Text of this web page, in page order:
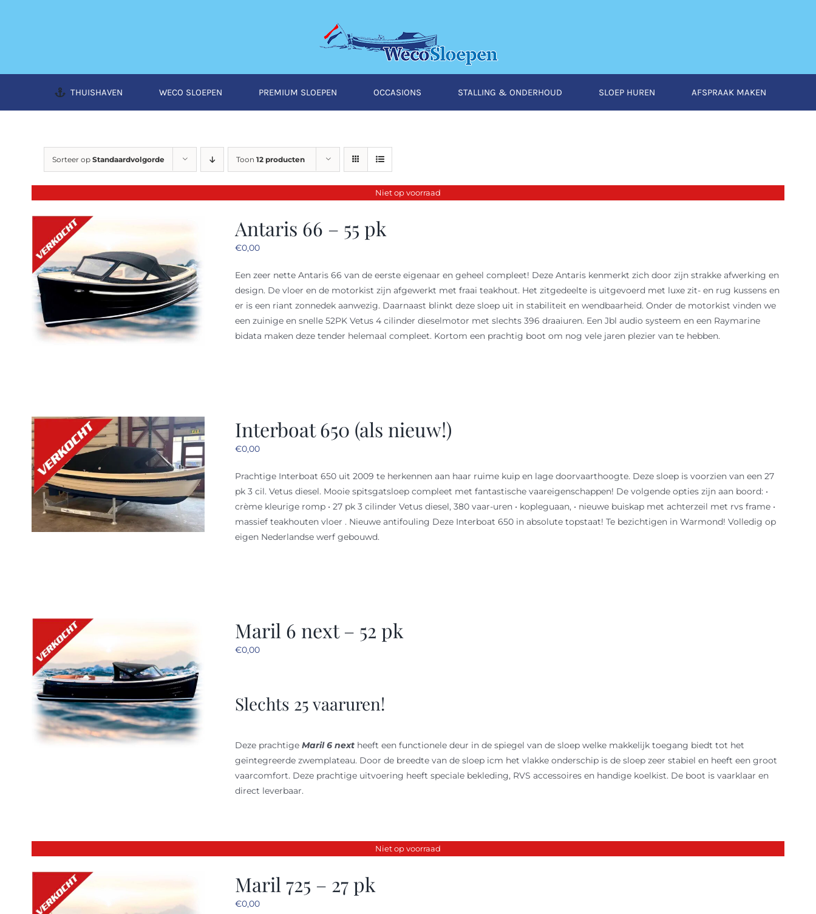
THUISHAVEN WECO SLOEPEN PREMIUM SLOEPEN OCCASIONS STALLING & ONDERHOUD SLOEP HUREN AFSPRAAK MAKEN
Sorteer op Standaardvolgorde Toon 12 producten
Niet op voorraad
Antaris 66 – 55 pk
€0,00
Een zeer nette Antaris 66 van de eerste eigenaar en geheel compleet! Deze Antaris kenmerkt zich door zijn strakke afwerking en
design. De vloer en de motorkist zijn afgewerkt met fraai teakhout. Het zitgedeelte is uitgevoerd met luxe zit- en rug kussens en
er is een riant zonnedek aanwezig. Daarnaast blinkt deze sloep uit in stabiliteit en wendbaarheid. Onder de motorkist vinden we
een zuinige en snelle 52PK Vetus 4 cilinder dieselmotor met slechts 396 draaiuren. Een Jbl audio systeem en een Raymarine
bidata maken deze tender helemaal compleet. Kortom een prachtig boot om nog vele jaren plezier van te hebben.
Interboat 650 (als nieuw!)
€0,00
Prachtige Interboat 650 uit 2009 te herkennen aan haar ruime kuip en lage doorvaarthoogte. Deze sloep is voorzien van een 27
pk 3 cil. Vetus diesel. Mooie spitsgatsloep compleet met fantastische vaareigenschappen! De volgende opties zijn aan boord: •
crème kleurige romp • 27 pk 3 cilinder Vetus diesel, 380 vaar-uren • kopleguaan, • nieuwe buiskap met achterzeil met rvs frame •
massief teakhouten vloer . Nieuwe antifouling Deze Interboat 650 in absolute topstaat! Te bezichtigen in Warmond! Volledig op
eigen Nederlandse werf gebouwd.
Maril 6 next – 52 pk
€0,00
Slechts 25 vaaruren!
Deze prachtige Maril 6 nextheeft een functionele deur in de spiegel van de sloep welke makkelijk toegang biedt tot het
geïntegreerde zwemplateau. Door de breedte van de sloep icm het vlakke onderschip is de sloep zeer stabiel en heeft een groot
vaarcomfort. Deze prachtige uitvoering heeft speciale bekleding, RVS accessoires en handige koelkist. De boot is vaarklaar en
direct leverbaar.
Niet op voorraad
Maril 725 – 27 pk
€0,00